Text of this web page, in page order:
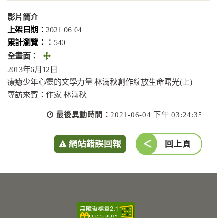
影片簡介
上架日期： 2021-06-04
累計瀏覽：︰ 540
全畫面：
全
畫
面
(另
視
2013年6月12日
療癒少年心靈的文學力量 林滿秋創作綻放生命曙光(上)
專訪來賓：作家 林滿秋
最後異動時間： 2021-06-04 下午 03:24:35
網站錯誤回報 回上頁